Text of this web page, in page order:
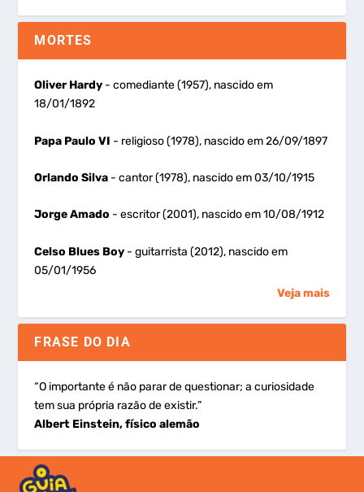
MORTES
Oliver Hardy - comediante (1957), nascido em
18/01/1892
Papa Paulo VI - religioso (1978), nascido em 26/09/1897
Orlando Silva - cantor (1978), nascido em 03/10/1915
Jorge Amado - escritor (2001), nascido em 10/08/1912
Celso Blues Boy - guitarrista (2012), nascido em
05/01/1956
Veja mais
FRASE DO DIA
“O importante é não parar de questionar; a curiosidade
tem sua própria razão de existir.”
Albert Einstein, físico alemão